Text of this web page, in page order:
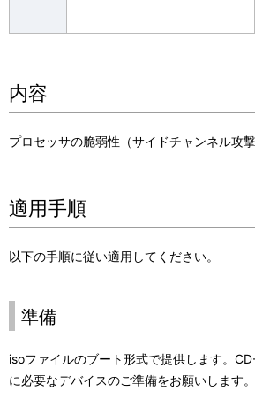
内容
プロセッサの脆弱性（サイドチャンネル攻
適用手順
以下の手順に従い適用してください。
準備
isoファイルのブート形式で提供します。
に必要なデバイスのご準備をお願いします。